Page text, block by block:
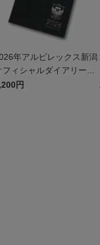
年アルビレックス新潟
フィシャルダイアリー＜
＞ブラック
円